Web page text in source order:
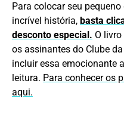
Para colocar seu
incrível história, basta
desconto especial. O
os assinantes do Clube
incluir essa emocionante
leitura. Para conhecer os
aqui.